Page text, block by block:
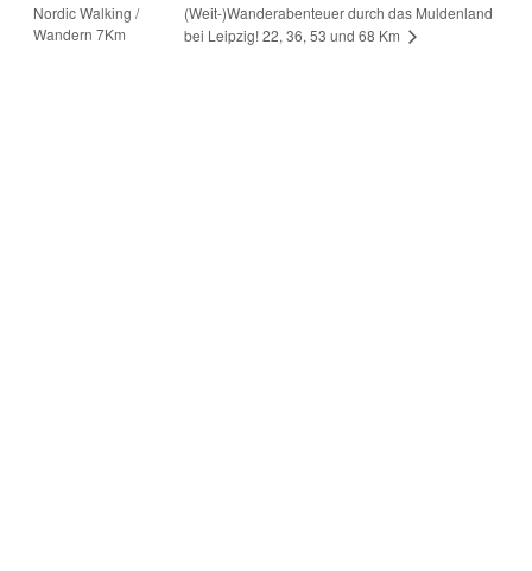
Nordic Walking /
Wandern 7Km
(Weit-)Wanderabenteuer durch das Muldenland
bei Leipzig! 22, 36, 53 und 68 Km